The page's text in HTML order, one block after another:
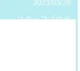
2023/03/28
スタッフブログ